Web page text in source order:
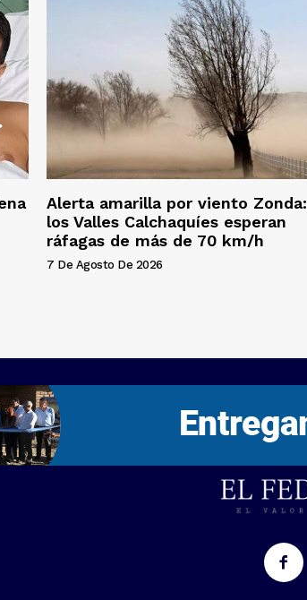
Alerta amarilla por viento Zonda:
los Valles Calchaquíes esperan
ráfagas de más de 70 km/h
7 De Agosto De 2026